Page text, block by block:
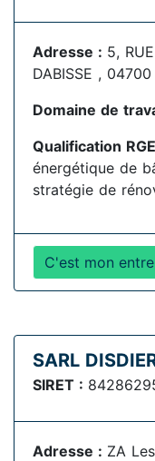
Adresse : 5,
DABISSE ,
Domaine de
Qualification
énergétique de
stratégie de
C'est mon
SARL
SIRET :
Adresse : ZA